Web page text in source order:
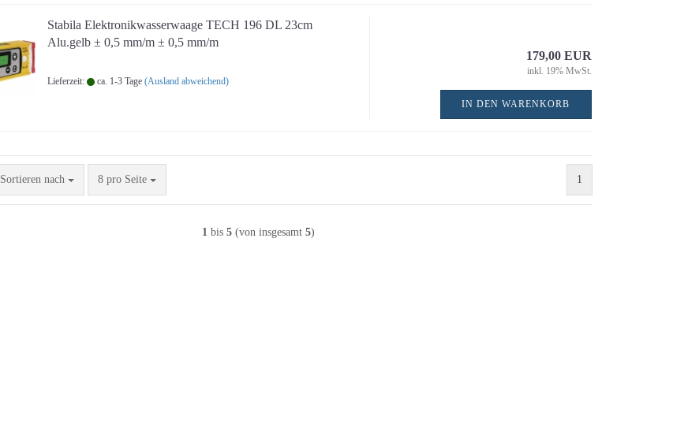
Messzeuge / Baulaser
Meterstäbe /
Diagnose und
Stabila Elektronikwasserwaage TECH 196 DL 23cm
Alu.gelb ± 0,5 mm/m ± 0,5 mm/m
Lieferzeit: ca. 1-3 Tage (Ausland abweichend)
179,00 EUR
inkl. 19% MwSt.
IN DEN WARENKORB
Sortieren nach
Sortieren nach 8 pro Seite
pro Seite 1
1bis 5(von insgesamt 5)